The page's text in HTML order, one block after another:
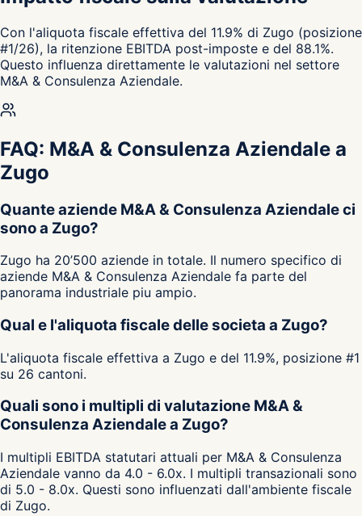
Con l'aliquota fiscale effettiva del 11.9% di Zugo (posizione
#1/26), la ritenzione EBITDA post-imposte e del 88.1%.
Questo influenza direttamente le valutazioni nel settore
M&A & Consulenza Aziendale.
FAQ: M&A & Consulenza Aziendale a
Zugo
Quante aziende M&A & Consulenza Aziendale ci
sono a Zugo?
Zugo ha 20’500 aziende in totale. Il numero specifico di
aziende M&A & Consulenza Aziendale fa parte del
panorama industriale piu ampio.
Qual e l'aliquota fiscale delle societa a Zugo?
L'aliquota fiscale effettiva a Zugo e del 11.9%, posizione #1
su 26 cantoni.
Quali sono i multipli di valutazione M&A &
Consulenza Aziendale a Zugo?
I multipli EBITDA statutari attuali per M&A & Consulenza
Aziendale vanno da 4.0 - 6.0x. I multipli transazionali sono
di 5.0 - 8.0x. Questi sono influenzati dall'ambiente fiscale
di Zugo.